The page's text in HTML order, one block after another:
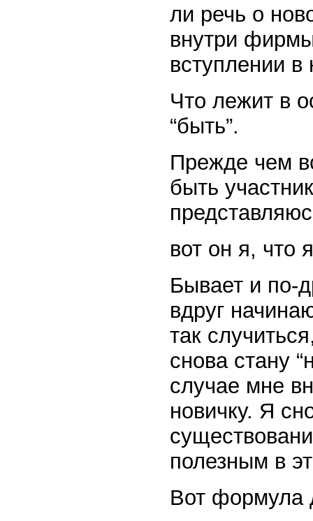
ли речь о
внутри
вступлении
Что лежит в
“быть”.
Прежде чем
быть
вот он я, что
Бывает и по-
вдруг
так
снова стану
случае мне
новичку. Я
полезным в
Вот формула